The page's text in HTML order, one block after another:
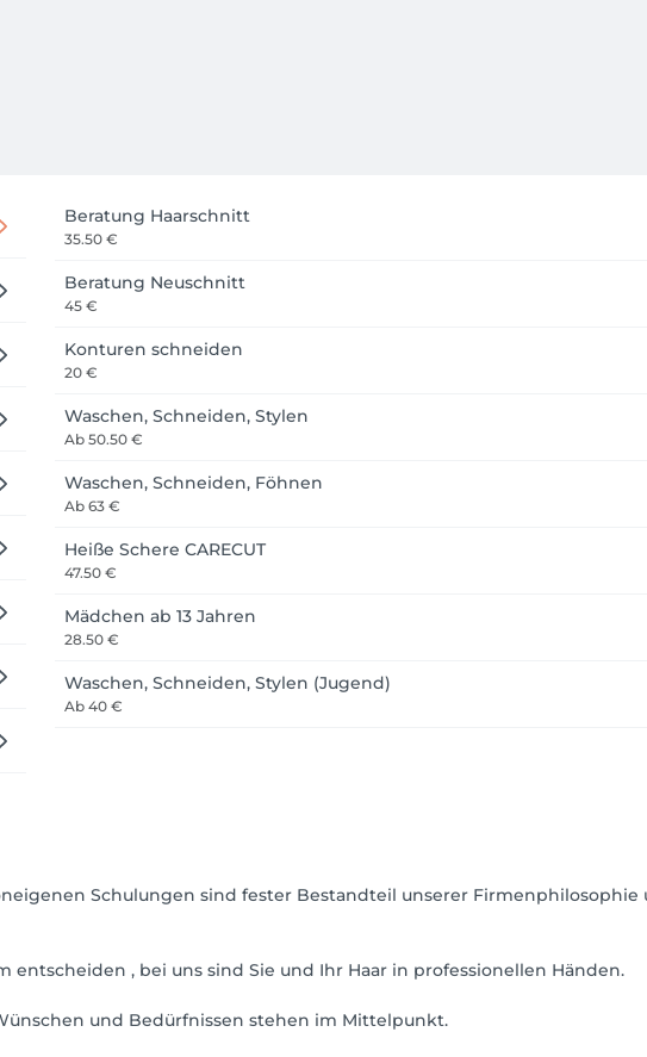
Kinder
auch einen einfühlsamen und professionellen
wir uns Zeit für Ihre persönlichen Wünsche und beraten Sie
Perücke, die zu Ihrem Stil, Ihrer Persönlichkeit und Ihren
Ihrer Krankenkasse
Ihrer Perücke
zu Ihnen nach Hause oder in eine Einrichtung
Beratung Haarschnitt
35.50 €
Beratung Neuschnitt
45 €
Konturen schneiden
20 €
Waschen, Schneiden, Stylen
Ab 50.50 €
Waschen, Schneiden, Föhnen
Ab 63 €
Heiße Schere CARECUT
47.50 €
Mädchen ab 13 Jahren
28.50 €
Waschen, Schneiden, Stylen (Jugend)
Ab 40 €
Schulungen sind fester Bestandteil unserer
entscheiden , bei uns sind Sie und Ihr Haar in professionellen Händen.
und Bedürfnissen stehen im Mittelpunkt.